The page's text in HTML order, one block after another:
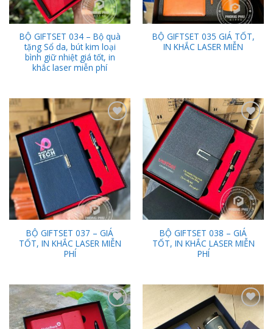
BỘ GIFTSET 034 – Bộ quà
tặng Sổ da, bút kim loại
bình giữ nhiệt giá tốt, in
khắc laser miễn phí
BỘ GIFTSET 035 GIÁ TỐT,
IN KHẮC LASER MIỄN
Add to
Wishlist
BỘ GIFTSET 037 – GIÁ
TỐT, IN KHẮC LASER MIỄN
PHÍ
Add to
Wishlist
BỘ GIFTSET 038 – GIÁ
TỐT, IN KHẮC LASER MIỄN
PHÍ
Add to
Wishlist
Add to
Wishlist